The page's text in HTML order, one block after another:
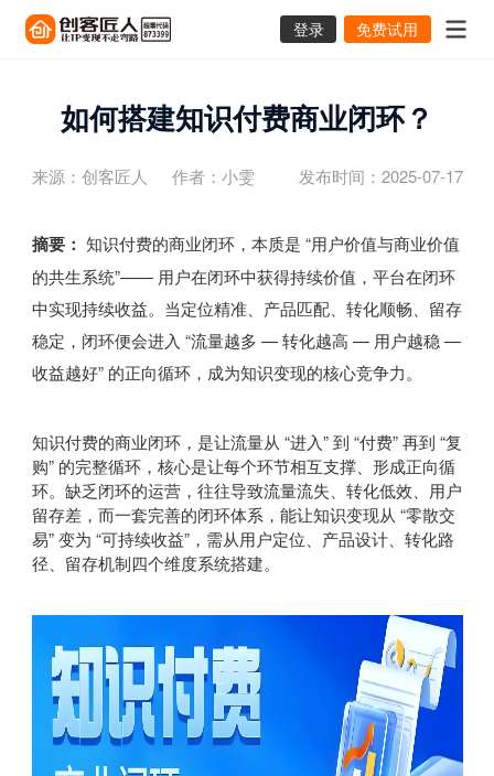
登录 免费试用
如何搭建知识付费商业闭环？
来源：创客匠人 作者：小雯 发布时间：2025-07-17
摘要： 知识付费的商业闭环，本质是 “用户价值与商业价值
的共生系统”—— 用户在闭环中获得持续价值，平台在闭环
中实现持续收益。当定位精准、产品匹配、转化顺畅、留存
稳定，闭环便会进入 “流量越多 — 转化越高 — 用户越稳 —
收益越好” 的正向循环，成为知识变现的核心竞争力。
知识付费的商业闭环，是让流量从 “进入” 到 “付费” 再到 “复
购” 的完整循环，核心是让每个环节相互支撑、形成正向循
环。缺乏闭环的运营，往往导致流量流失、转化低效、用户
留存差，而一套完善的闭环体系，能让知识变现从 “零散交
易” 变为 “可持续收益”，需从用户定位、产品设计、转化路
径、留存机制四个维度系统搭建。